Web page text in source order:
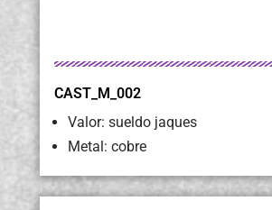
CAST_M_002
Valor: sueldo jaques
Metal: cobre